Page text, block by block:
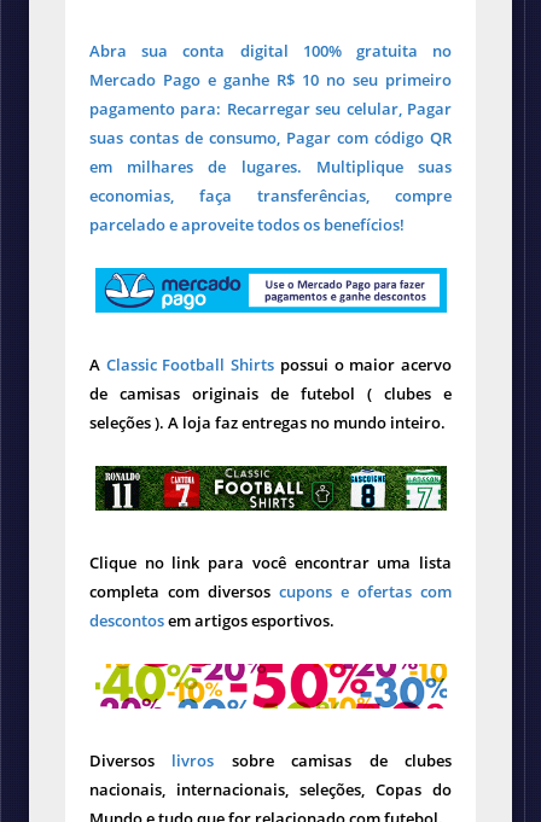
Abra sua conta digital 100% gratuita no
Mercado Pago e ganhe R$ 10 no seu primeiro
pagamento para: Recarregar seu celular, Pagar
suas contas de consumo, Pagar com código QR
em milhares de lugares. Multiplique suas
economias, faça transferências, compre
parcelado e aproveite todos os benefícios!
A Classic Football Shirts possui o maior acervo
de camisas originais de futebol ( clubes e
seleções ). A loja faz entregas no mundo inteiro.
Clique no link para você encontrar uma lista
completa com diversos cupons e ofertas com
descontosem artigos esportivos.
Diversos livros sobre camisas de clubes
nacionais, internacionais, seleções, Copas do